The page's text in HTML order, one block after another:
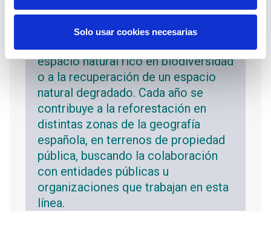
Solo usar cookies necesarias
contra el cambio climático mediante
la plantación de arbolado y, al mismo
espacio natural rico en biodiversidad
o a la recuperación de un espacio
natural degradado. Cada año se
contribuye a la reforestación en
distintas zonas de la geografía
española, en terrenos de propiedad
pública, buscando la colaboración
con entidades públicas u
organizaciones que trabajan en esta
línea.